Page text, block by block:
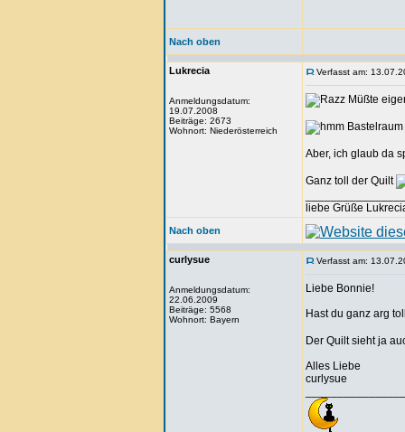
Nach oben
Lukrecia
Anmeldungsdatum:
19.07.2008
Beiträge: 2673
Wohnort: Niederösterreich
Verfasst am:
Müßte
Aber, ich glaub da
Ganz toll der Quilt
liebe Grüße
Nach oben
curlysue
Anmeldungsdatum:
22.06.2009
Beiträge: 5568
Wohnort: Bayern
Verfasst am:
Liebe Bonnie!
Hast du ganz arg
Der Quilt sieht ja
Alles Liebe
curlysue